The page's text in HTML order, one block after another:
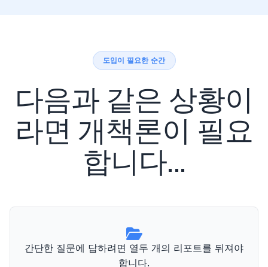
도입이 필요한 순간
다음과 같은 상황이
라면 개책론이 필요
합니다...
간단한 질문에 답하려면 열두 개의 리포트를 뒤져야
합니다.